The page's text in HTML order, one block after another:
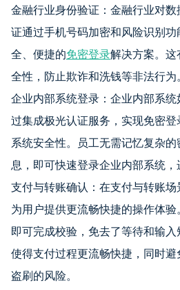
金融行业身份验证：金融行业对
证通过手机号码加密和风险识别
全、便捷的免密登录解决方案。
全性，防止欺诈和洗钱等非法行为。
企业内部系统登录：企业内部系
过集成极光认证服务，实现免密
系统安全性。员工无需记忆复杂
息，即可快速登录企业内部系统，
支付与转账确认：在支付与转账
为用户提供更流畅快捷的操作体
即可完成校验，免去了等待和输入
使得支付过程更流畅快捷，同时避
盗刷的风险。